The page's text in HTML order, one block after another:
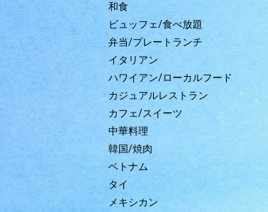
和食
ビュッフェ/食べ放題
弁当/プレートランチ
イタリアン
ハワイアン/ローカルフード
カジュアルレストラン
カフェ/スイーツ
中華料理
韓国/焼肉
ベトナム
タイ
メキシカン